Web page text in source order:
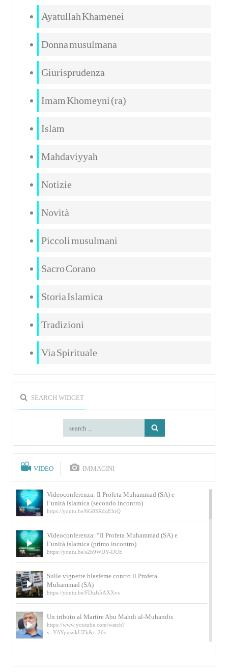
Ayatullah Khamenei
Donna musulmana
Giurisprudenza
Imam Khomeyni (ra)
Islam
Mahdaviyyah
Notizie
Novità
Piccoli musulmani
Sacro Corano
Storia Islamica
Tradizioni
Via Spirituale
SEARCH WIDGET
VIDEO IMMAGINI
Videoconferenza: Il Profeta Muhammad (SA) e
l’unità islamica (secondo incontro)
https://youtu.be/6G8SRdqEhrQ
Videoconferenza: “Il Profeta Muhammad (SA) e
l’unità islamica (primo incontro)
https://youtu.be/s2b9WDY-DUE
Sulle vignette blasfeme contro il Profeta
Muhammad (SA)
https://youtu.be/FDuJs5AXXvs
Un tributo al Martire Abu Mahdi al-Muhandis
https://www.youtube.com/watch?
v=YAYpusvkUZk&t=26s
L’Abluzione rituale (wudu) secondo l’Imam Alì
e l’Imam Khomeini